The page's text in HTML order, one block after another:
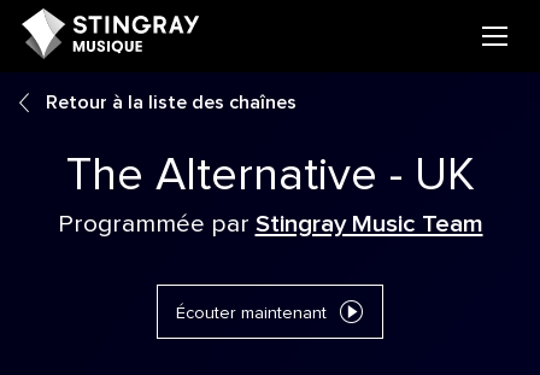
Retour à la liste des chaînes
The Alternative - UK
Programmée par Stingray Music Team
Écouter maintenant